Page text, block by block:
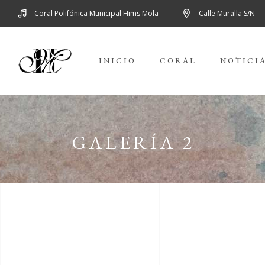
Coral Polifónica Municipal Hims Mola Calle Muralla S/N
INICIO CORAL
GALERÍA 2